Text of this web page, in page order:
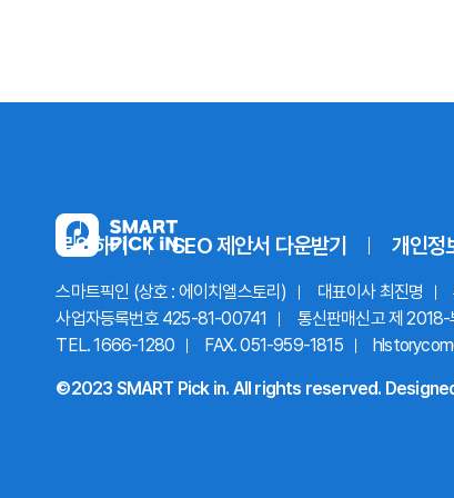
문의하기 SEO 제안서 다운받기 개인정
스마트픽인 (상호 : 에이치엘스토리) 대표이사 최진명
사업자등록번호 425-81-00741
통신판매신고 제
TEL. 1666-1280
FAX. 051-959-1815
©2023 SMART Pick in. All rights reserved.